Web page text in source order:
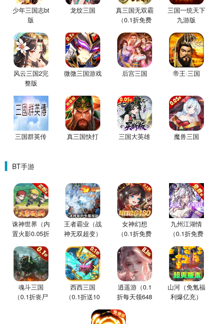
少年三国志bt
版
龙纹三国
真三国无双霸
（0.1折免费
三国一统天下
九游版
风云三国2完
整版
微微三国游戏 后宫三国 帝王·三国
三国群英传 真三国快打 三国大英雄 魔兽三国
BT手游
诛神世界（内
置火影0.05折
王者霸业（战
神无双超变）
女神幻想
（0.1折免费
九州江湖情
（0.1折免费
魂斗三国
（0.1折丧尸
西西三国
（0.1折送10
逍遥游（0.1
折每天领648
山河（免氪福
利爆亿充）